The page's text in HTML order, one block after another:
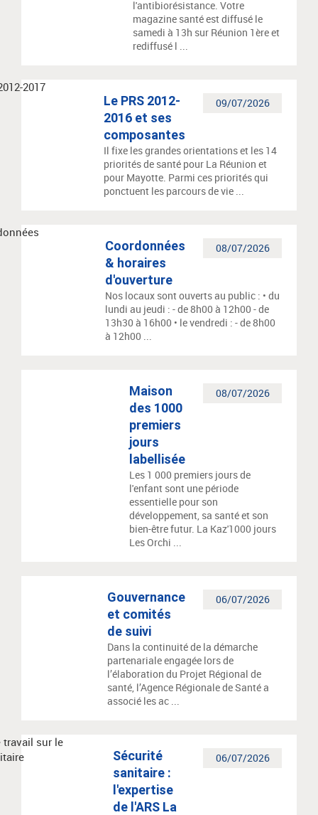
l'antibiorésistance. Votre
magazine santé est diffusé le
samedi à 13h sur Réunion 1ère et
rediffusé l ...
09/07/2026
Le PRS 2012-
2016 et ses
composantes
Il fixe les grandes orientations et les 14
priorités de santé pour La Réunion et
pour Mayotte. Parmi ces priorités qui
ponctuent les parcours de vie ...
08/07/2026
Coordonnées
& horaires
d'ouverture
Nos locaux sont ouverts au public : • du
lundi au jeudi : - de 8h00 à 12h00 - de
13h30 à 16h00 • le vendredi : - de 8h00
à 12h00 ...
08/07/2026
Maison
des 1000
premiers
jours
labellisée
Les 1 000 premiers jours de
l'enfant sont une période
essentielle pour son
développement, sa santé et son
bien-être futur. La Kaz'1000 jours
Les Orchi ...
06/07/2026
Gouvernance
et comités
de suivi
Dans la continuité de la démarche
partenariale engagée lors de
l’élaboration du Projet Régional de
santé, l’Agence Régionale de Santé a
associé les ac ...
06/07/2026
Sécurité
sanitaire :
l'expertise
de l'ARS La